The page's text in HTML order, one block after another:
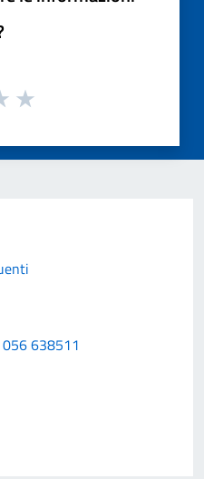
638511